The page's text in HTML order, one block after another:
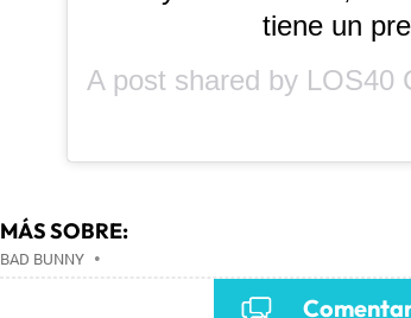
tiene un
A post shared by LOS40
MÁS SOBRE:
BAD BUNNY•